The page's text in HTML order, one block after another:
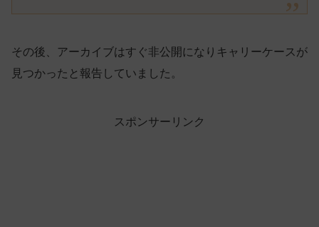
その後、アーカイブはすぐ非公開になりキャリーケースが
見つかったと報告していました。
スポンサーリンク